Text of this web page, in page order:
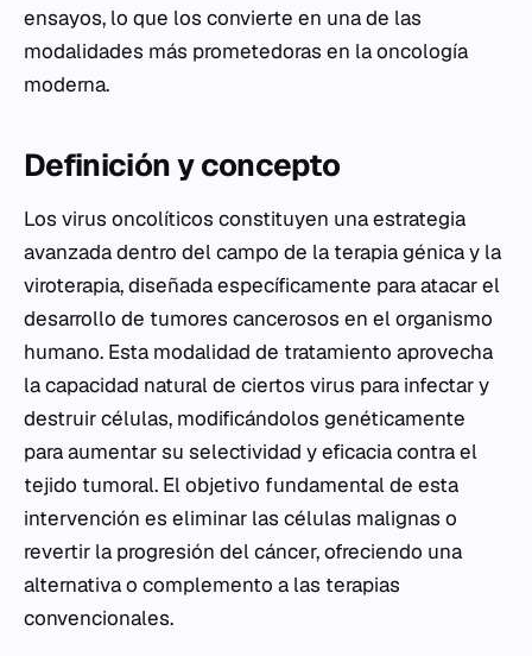
ensayos, lo que los convierte en una de las
modalidades más prometedoras en la oncología
moderna.
Definición y concepto
Los virus oncolíticos constituyen una estrategia
avanzada dentro del campo de la terapia génica y la
viroterapia, diseñada específicamente para atacar el
desarrollo de tumores cancerosos en el organismo
humano. Esta modalidad de tratamiento aprovecha
la capacidad natural de ciertos virus para infectar y
destruir células, modificándolos genéticamente
para aumentar su selectividad y eficacia contra el
tejido tumoral. El objetivo fundamental de esta
intervención es eliminar las células malignas o
revertir la progresión del cáncer, ofreciendo una
alternativa o complemento a las terapias
convencionales.